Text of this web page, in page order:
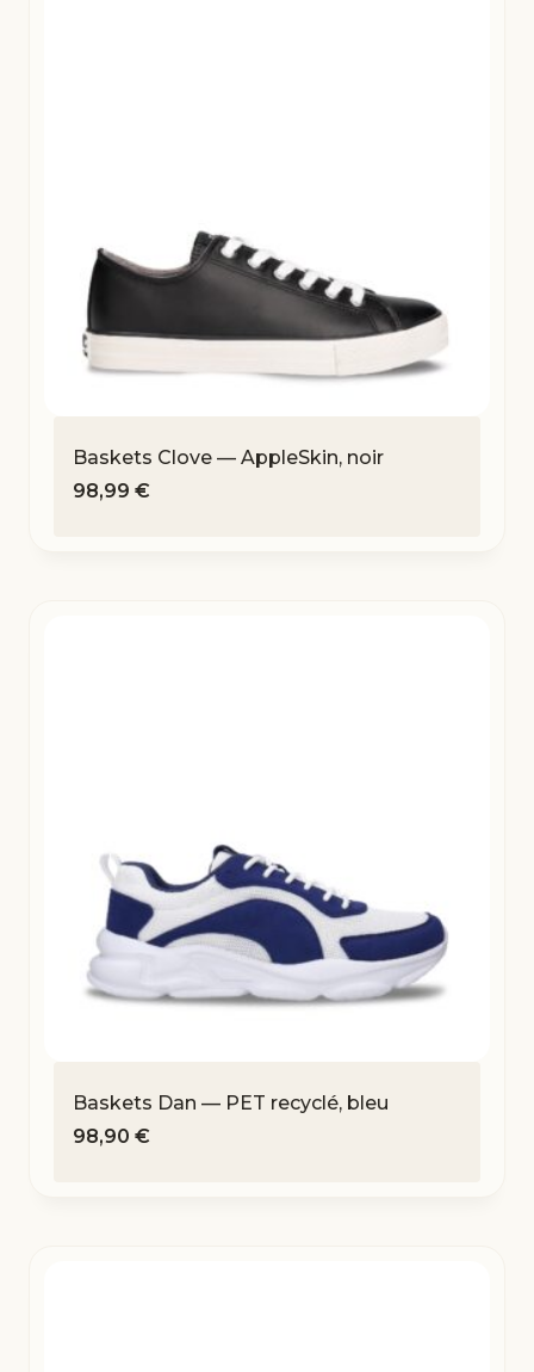
Baskets Clove — AppleSkin, noir
98,99 €
Baskets Dan — PET recyclé, bleu
98,90 €